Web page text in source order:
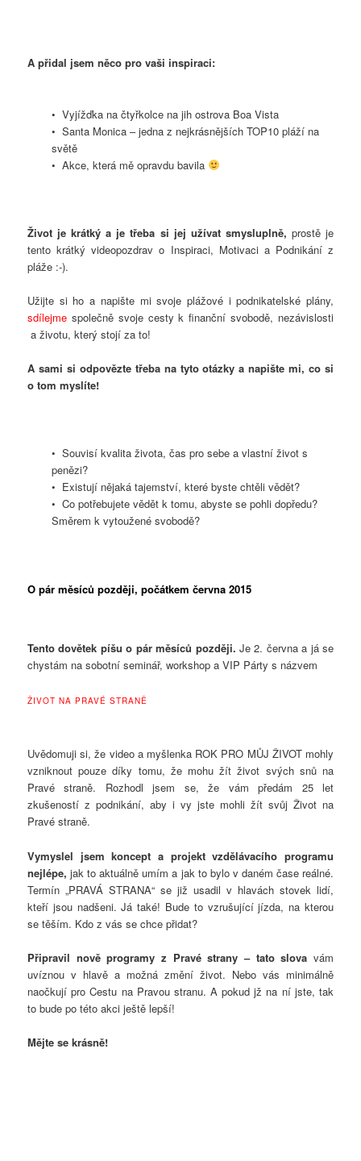
A přidal jsem něco pro vaši inspiraci:
• Vyjížďka na čtyřkolce na jih ostrova Boa Vista
• Santa Monica – jedna z nejkrásnějších TOP10 pláží na
světě
• Akce, která mě opravdu bavila
Život je krátký a je třeba si jej užívat smysluplně, prostě je
tento krátký videopozdrav o Inspiraci, Motivaci a Podnikání z
pláže :-).
Užijte si ho a napište mi svoje plážové i podnikatelské plány,
sdílejme společně svoje cesty k finanční svobodě, nezávislosti
a životu, který stojí za to!
A sami si odpovězte třeba na tyto otázky a napište mi, co si
o tom myslíte!
• Souvisí kvalita života, čas pro sebe a vlastní život s
penězi?
• Existují nějaká tajemství, které byste chtěli vědět?
• Co potřebujete vědět k tomu, abyste se pohli dopředu?
Směrem k vytoužené svobodě?
O pár měsíců později, počátkem června 2015
Tento dovětek píšu o pár měsíců později. Je 2. června a já se
chystám na sobotní seminář, workshop a VIP Párty s názvem
ŽIVOT NA PRAVÉ STRANĚ
Uvědomuji si, že video a myšlenka ROK PRO MŮJ ŽIVOT mohly
vzniknout pouze díky tomu, že mohu žít život svých snů na
Pravé straně. Rozhodl jsem se, že vám předám 25 let
zkušeností z podnikání, aby i vy jste mohli žít svůj Život na
Pravé straně.
Vymyslel jsem koncept a projekt vzdělávacího programu
nejlépe, jak to aktuálně umím a jak to bylo v daném čase reálné.
Termín „PRAVÁ STRANA“ se již usadil v hlavách stovek lidí,
kteří jsou nadšeni. Já také! Bude to vzrušující jízda, na kterou
se těším. Kdo z vás se chce přidat?
Připravil nově programy z Pravé strany – tato slova vám
uvíznou v hlavě a možná změní život. Nebo vás minimálně
naočkují pro Cestu na Pravou stranu. A pokud jž na ní jste, tak
to bude po této akci ještě lepší!
Mějte se krásně!